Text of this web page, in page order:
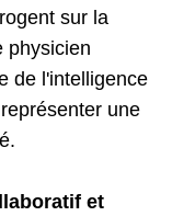
sur la
physicien
de l'intelligence
une
et